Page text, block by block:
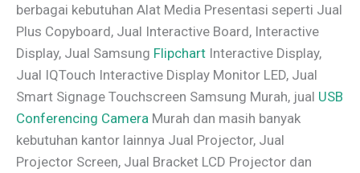
berbagai kebutuhan Alat Media Presentasi seperti Jual
Plus Copyboard, Jual Interactive Board, Interactive
Display, Jual Samsung Flipchart Interactive Display,
Jual IQTouch Interactive Display Monitor LED, Jual
Smart Signage Touchscreen Samsung Murah, jual USB
Conferencing Camera Murah dan masih banyak
kebutuhan kantor lainnya Jual Projector, Jual
Projector Screen, Jual Bracket LCD Projector dan